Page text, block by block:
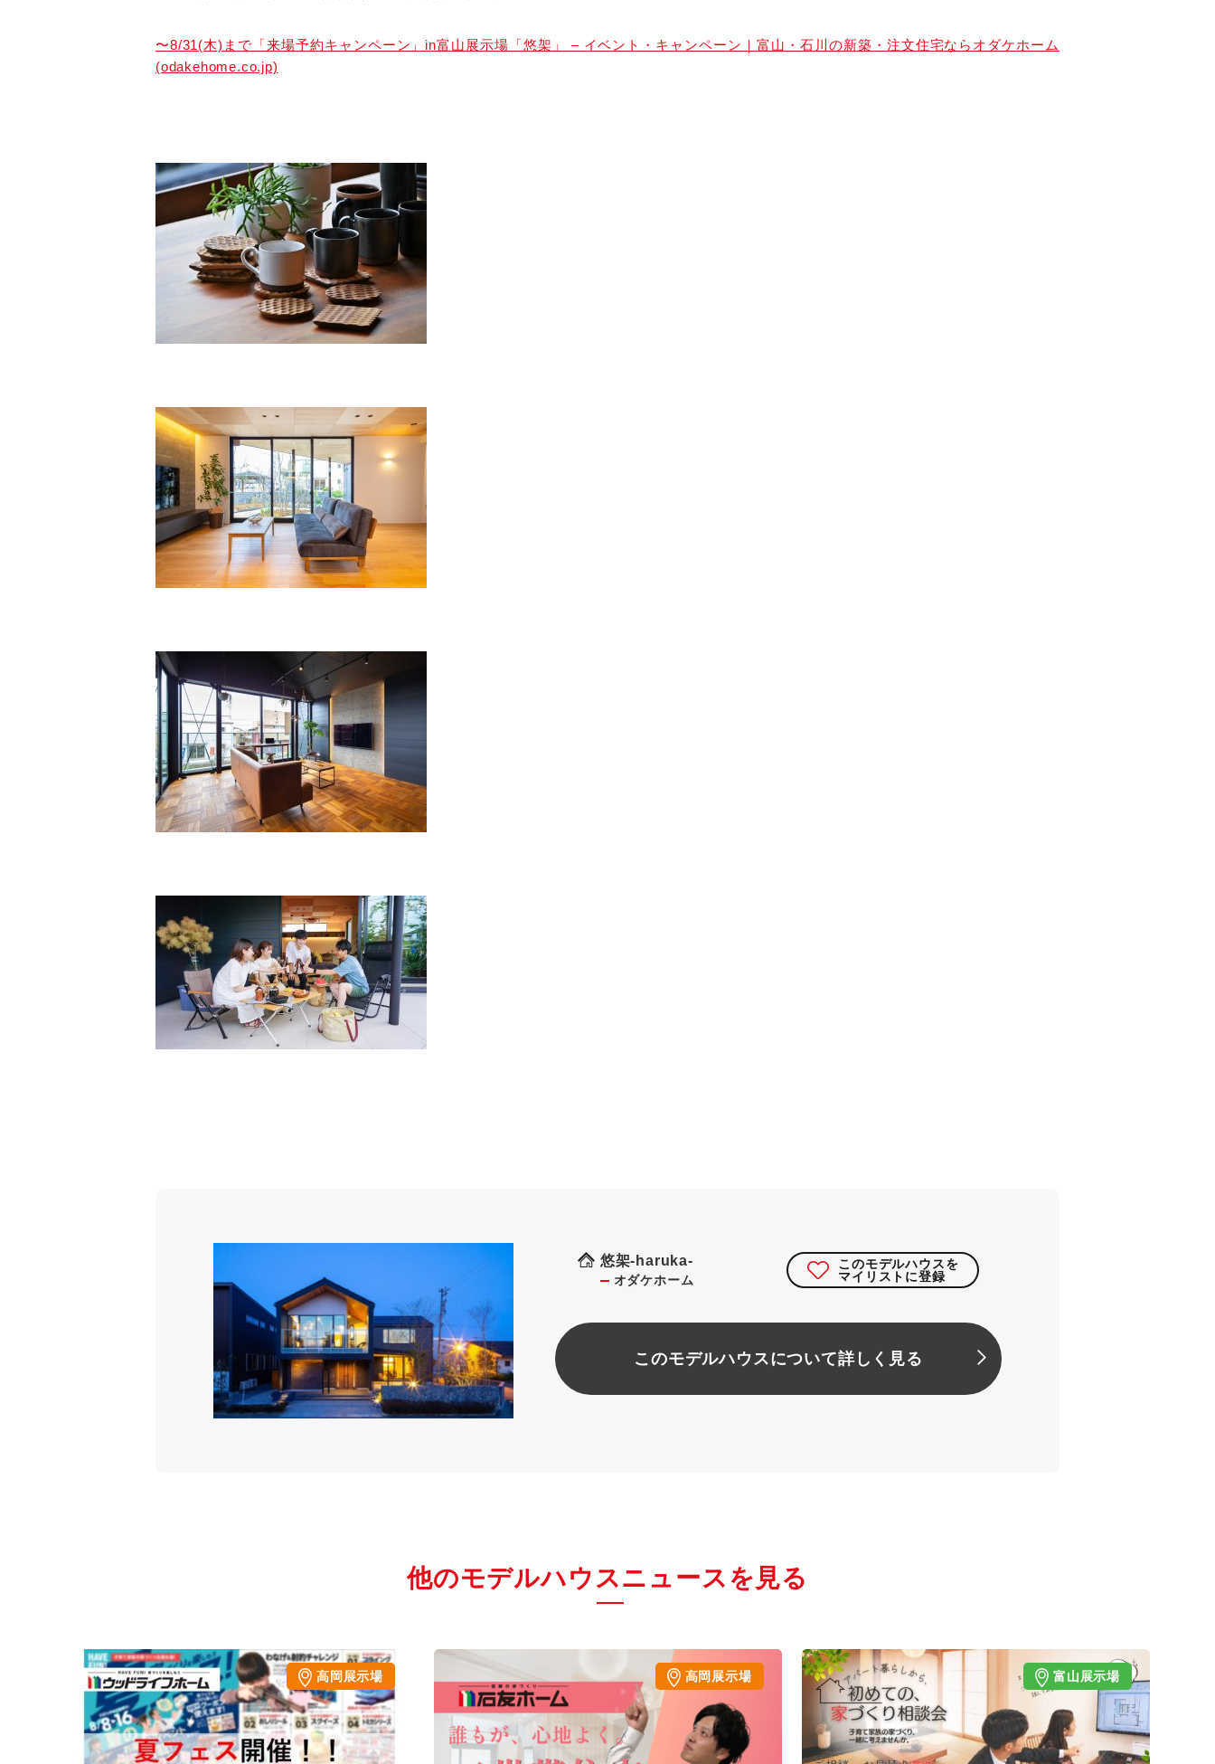
〜8/31(木)まで「来場予約キャンペーン」in富山展示場「悠架」 – イベント・キャンペーン｜富山・石川の新築・注文住宅ならオダケホーム
(odakehome.co.jp)
悠架-haruka-
オダケホーム
このモデルハウスを
マイリストに登録
このモデルハウスについて詳しく見る
他のモデルハウスニュースを見る
高岡展示場 高岡展示場 富山展示場